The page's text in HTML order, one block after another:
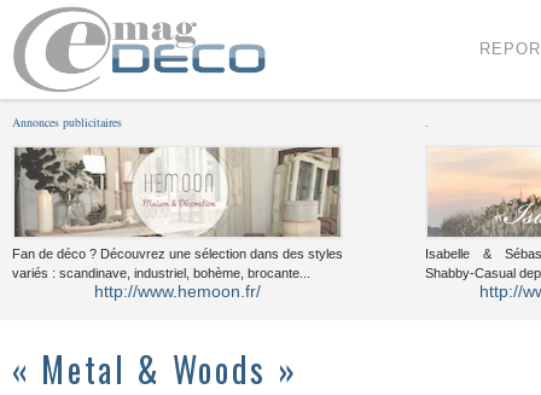
Annonces publicitaires
Fan de déco ? Découvrez une sélection dans des styles
variés : scandinave, industriel, bohème, brocante...
http://www.hemoon.fr/
Isabelle &
Shabby-Casual
http://
« Metal & Woods »